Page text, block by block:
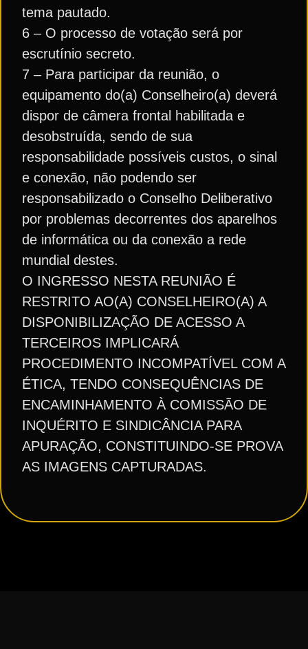
tema pautado.
6 – O processo de votação será por
escrutínio secreto.
7 – Para participar da reunião, o
equipamento do(a) Conselheiro(a) deverá
dispor de câmera frontal habilitada e
desobstruída, sendo de sua
responsabilidade possíveis custos, o sinal
e conexão, não podendo ser
responsabilizado o Conselho Deliberativo
por problemas decorrentes dos aparelhos
de informática ou da conexão a rede
mundial destes.
O INGRESSO NESTA REUNIÃO É
RESTRITO AO(A) CONSELHEIRO(A) A
DISPONIBILIZAÇÃO DE ACESSO A
TERCEIROS IMPLICARÁ
PROCEDIMENTO INCOMPATÍVEL COM A
ÉTICA, TENDO CONSEQUÊNCIAS DE
ENCAMINHAMENTO À COMISSÃO DE
INQUÉRITO E SINDICÂNCIA PARA
APURAÇÃO, CONSTITUINDO-SE PROVA
AS IMAGENS CAPTURADAS.